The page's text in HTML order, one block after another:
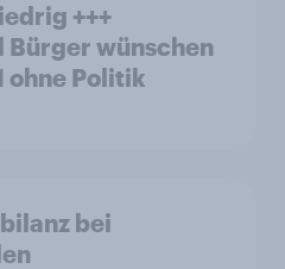
+++
Bürger wünschen
ohne Politik
bei